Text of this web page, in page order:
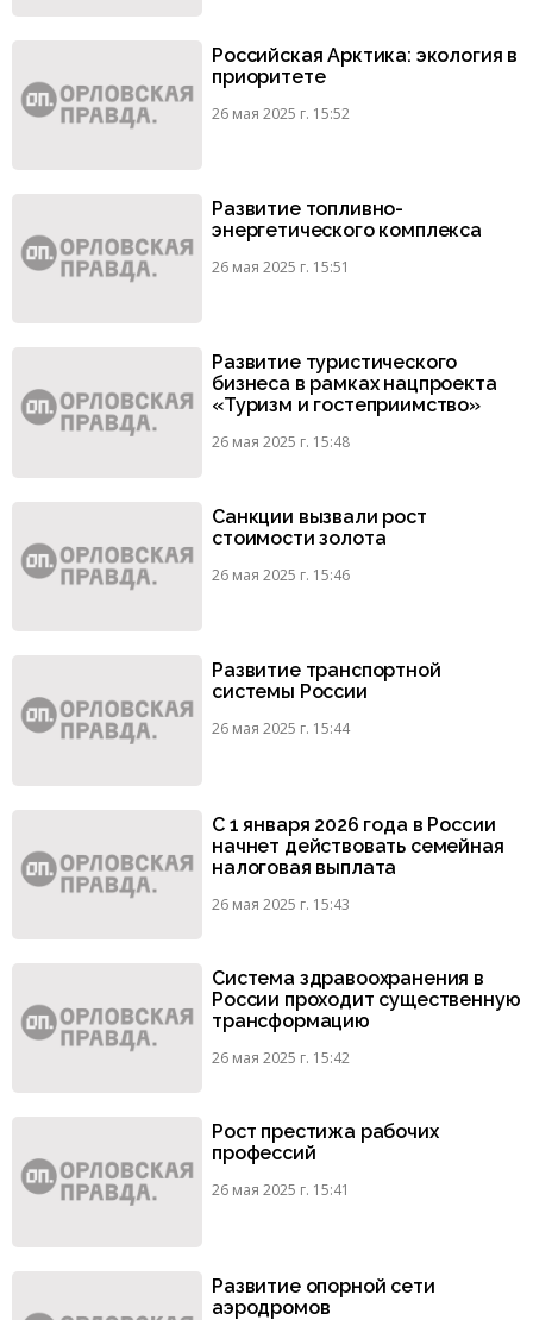
Российская Арктика: экология в
приоритете
26 мая 2025 г. 15:52
Развитие топливно-
энергетического комплекса
26 мая 2025 г. 15:51
Развитие туристического
бизнеса в рамках нацпроекта
«Туризм и гостеприимство»
26 мая 2025 г. 15:48
Санкции вызвали рост
стоимости золота
26 мая 2025 г. 15:46
Развитие транспортной
системы России
26 мая 2025 г. 15:44
С 1 января 2026 года в России
начнет действовать семейная
налоговая выплата
26 мая 2025 г. 15:43
Система здравоохранения в
России проходит существенную
трансформацию
26 мая 2025 г. 15:42
Рост престижа рабочих
профессий
26 мая 2025 г. 15:41
Развитие опорной сети
аэродромов